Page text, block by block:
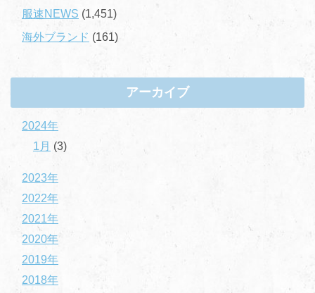
服速NEWS (1,451)
海外ブランド (161)
アーカイブ
2024年
1月 (3)
2023年
2022年
2021年
2020年
2019年
2018年